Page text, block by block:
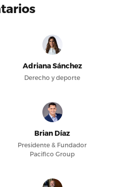
Adriana Sánchez
Derecho y deporte
Brian Díaz
Presidente & Fundador
Pacifico Group